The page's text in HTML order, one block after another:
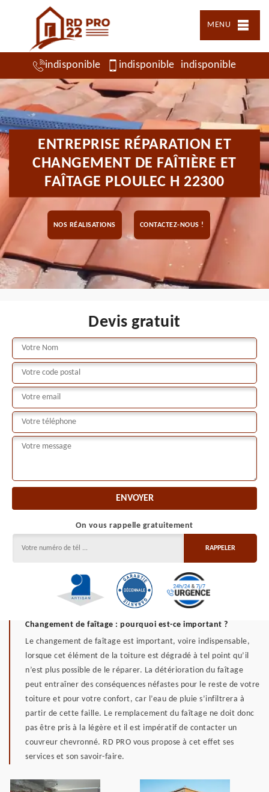
MENU
indisponible indisponible indisponible
ENTREPRISE RÉPARATION ET
CHANGEMENT DE FAÎTIÈRE ET
FAÎTAGE PLOULEC H 22300
NOS RÉALISATIONS CONTACTEZ-NOUS !
Devis gratuit
On vous rappelle gratuitement
Changement de faîtage : pourquoi est-ce important ?
Le changement de faîtage est important, voire indispensable,
lorsque cet élément de la toiture est dégradé à tel point qu’il
n’est plus possible de le réparer. La détérioration du faîtage
peut entraîner des conséquences néfastes pour le reste de votre
toiture et pour votre confort, car l’eau de pluie s’infiltrera à
partir de cette faille. Le remplacement du faîtage ne doit donc
pas être pris à la légère et il est impératif de contacter un
couvreur chevronné. RD PRO vous propose à cet effet ses
services et son savoir-faire.